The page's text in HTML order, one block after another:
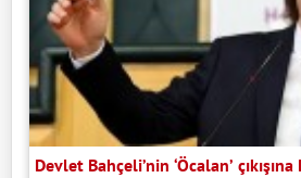
Devlet Bahçeli’nin ‘Öcalan’